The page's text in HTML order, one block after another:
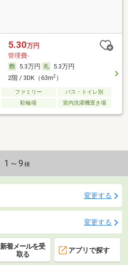
5.30万円
管理費-
5.3万円
5.3万円
2階 / 3DK（63m2）
ファミリー
バス・トイレ別
駐輪場 室内洗濯機置き場
1～9 棟
変更する
変更する
新着メールを受
取る
アプリで探す